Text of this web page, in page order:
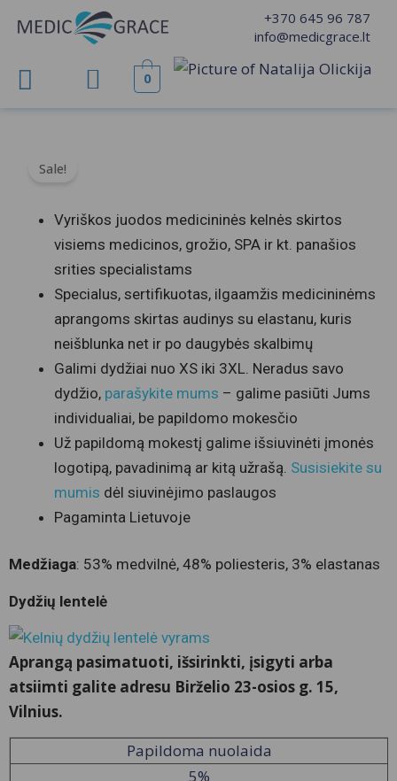
prie
+370 645 96 787
info@medicgrace.lt
0
Sale!
Vyriškos juodos medicininės kelnės skirtos
visiems medicinos, grožio, SPA ir kt. panašios
srities specialistams
Specialus, sertifikuotas, ilgaamžis medicininėms
aprangoms skirtas audinys su elastanu, kuris
neišblunka net ir po daugybės skalbimų
Galimi dydžiai nuo XS iki 3XL. Neradus savo
dydžio, parašykite mums – galime pasiūti Jums
individualiai, be papildomo mokesčio
Už papildomą mokestį galime išsiuvinėti įmonės
logotipą, pavadinimą ar kitą užrašą. Susisiekite su
mumis dėl siuvinėjimo paslaugos
Pagaminta Lietuvoje
Medžiaga: 53% medvilnė, 48% poliesteris, 3% elastanas
Dydžių lentelė
Aprangą pasimatuoti, išsirinkti, įsigyti arba
atsiimti galite adresu Birželio 23-osios g. 15,
Vilnius.
Papildoma nuolaida
5%